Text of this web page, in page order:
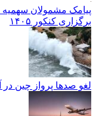
پیامک مشمولان
برگزاری کنکور ۱۴۰۵
لغو صدها پرواز چین در